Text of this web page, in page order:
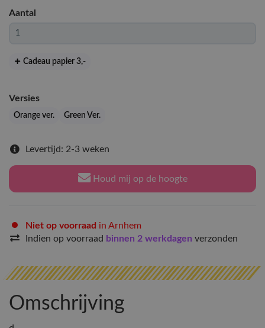
Aantal
Cadeau papier 3,-
Versies
Orange ver. Green Ver.
Levertijd: 2-3 weken
Houd mij op de hoogte
Niet op voorraad in Arnhem
Indien op voorraad binnen 2 werkdagen verzonden
Omschrijving